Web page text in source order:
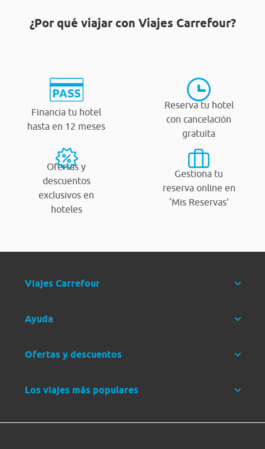
¿Por qué viajar con Viajes Carrefour?
Financia tu hotel
hasta en 12 meses
Reserva tu hotel
con cancelación
gratuita
Ofertas y
descuentos
exclusivos en
hoteles
Gestiona tu
reserva online en
‘Mis Reservas’
Viajes Carrefour
Ayuda
Ofertas y descuentos
Los viajes más populares